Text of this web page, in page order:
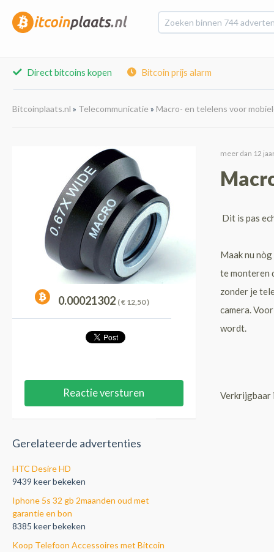
Direct bitcoins kopen Bitcoin prijs alarm
Bitcoinplaats.nl » Telecommunicatie » Macro- en telelens voor
0.00021302 ( € 12,50)
Reactie versturen
Gerelateerde advertenties
HTC Desire HD
9439 keer bekeken
Iphone 5s 32 gb 2maanden oud met
garantie en bon
8385 keer bekeken
Koop Telefoon Accessoires met Bitcoin
meer dan 12
Dit is pas
Maak nu
te monteren
zonder je
camera.
wordt.
Verkrijgbaar